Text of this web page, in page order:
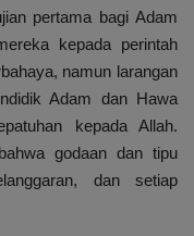
pertama bagi Adam
kepada perintah
namun larangan
Adam dan Hawa
kepada Allah.
godaan dan tipu
dan setiap